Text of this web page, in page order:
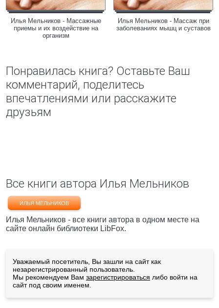
Илья Мельников - Массажные
приемы и их воздействие на
организм
Илья Мельников - Массаж при
заболеваниях мышц и суставов
Понравилась книга? Оставьте Ваш
комментарий, поделитесь
впечатлениями или расскажите
друзьям
Все книги автора Илья Мельников
ИЛЬЯ МЕЛЬНИКОВ
Илья Мельников - все книги автора в одном месте на
сайте онлайн библиотеки LibFox.
Уважаемый посетитель, Вы зашли на сайт как
незарегистрированный пользователь.
Мы рекомендуем Вам зарегистрироваться либо войти на
сайт под своим именем.